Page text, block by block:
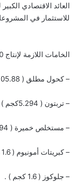
العائد الاقتصادي
للاستثمار في
الخامات اللازمة لإنتاج 1000 لتر خل (10% تركيز)
– كحول مطلق ( 105.88 لتر ) .
– تربتون ( 5.294كجم ) .
– مستخلص خميرة ( 5.294 كجم ) .
– كبريتات أمونيوم ( 1.6 كجم ) .
– جلوكوز ( 1.6 كجم ) .